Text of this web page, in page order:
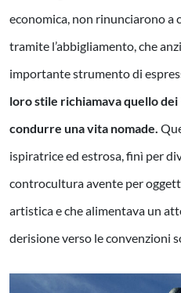
economica, non rinunciarono
tramite l’abbigliamento, che
importante strumento di
loro stile richiamava quello
condurre una vita nomade.
ispiratrice ed estrosa, finì per
controcultura avente per
artistica e che alimentava un
derisione verso le convenzioni